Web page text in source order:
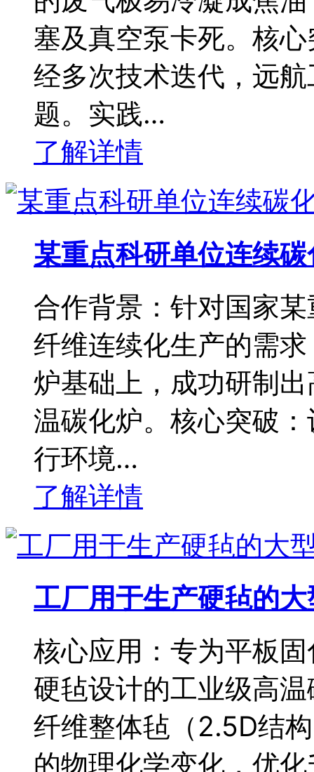
塞及真空泵卡死。核
经多次技术迭代，远
题。实践…
了解详情
某重点科研单位连续
合作背景：针对国家
纤维连续化生产的需
炉基础上，成功研制
温碳化炉。核心突破
行环境…
了解详情
工厂用于生产硬毡的
核心应用：专为平板
硬毡设计的工业级高
纤维整体毡（2.5D结
的物理化学变化，优